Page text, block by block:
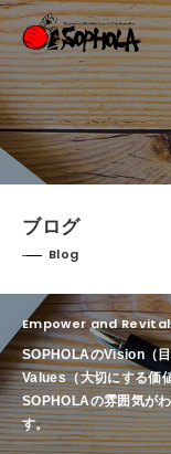
ブログ
Blog
Empower and
SOPHOLAのVision（
Values（大切にする価
SOPHOLAの雰囲気が
す。